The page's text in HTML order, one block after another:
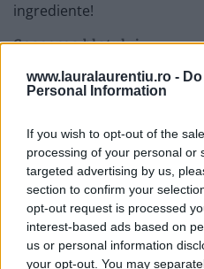
www.lauralaurentiu.ro -
Personal Information
If you wish to opt-out of the
processing of your personal or
targeted advertising by us,
section to confirm your
opt-out request is processed
interest-based ads based on
us or personal information
your opt-out. You may
ingrediente!
Coacerea blatului
6. Imediat după
spatulă și am dat blatul la
Am poziționat forma în
am lăsat blatul să se
Cuptoarele nu
recomand să coaceți blatul